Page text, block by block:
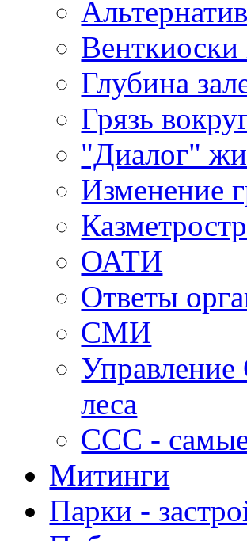
Венткиоски
Глубина
Грязь
"Диалог"
Изменение
ОАТИ
Ответы
СМИ
леса
ССС - самые
Митинги
Парки -